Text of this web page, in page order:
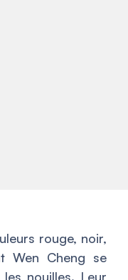
rouge, noir,
Wen Cheng se
nouilles. Leur